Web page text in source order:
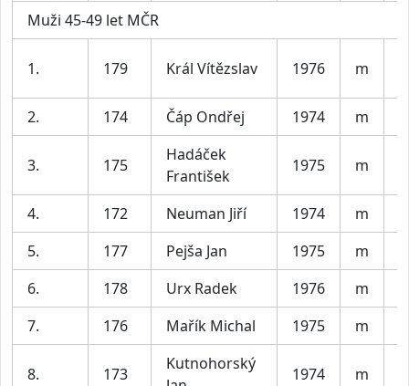
Muži 45-49 let MČR
1. 179 Král Vítězslav 1976 m
2.
174 Čáp Ondřej 1974 m
3. 175
Hadáček
František
1975 m
4. 172 Neuman Jiří 1974 m
5.
177 Pejša Jan 1975 m
6.
178 Urx Radek 1976 m
7.
176 Mařík Michal 1975 m
8. 173
Kutnohorský
1974 m